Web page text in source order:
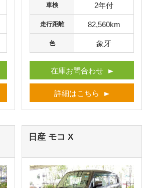
車検 2年付
走行距離 82,560km
色 象牙
在庫お問合わせ
詳細はこちら
日産 モコ X